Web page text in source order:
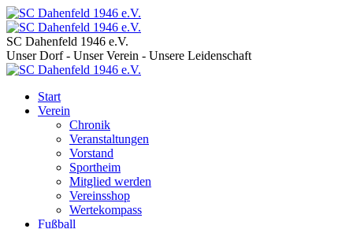
SC Dahenfeld 1946 e.V.
Unser Dorf - Unser Verein - Unsere Leidenschaft
Start
Verein
Chronik
Veranstaltungen
Vorstand
Sportheim
Mitglied werden
Vereinsshop
Wertekompass
Fußball